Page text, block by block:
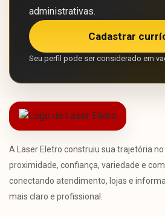
administrativas.
Cadastrar
Seu perfil pode ser considerado em
A Laser Eletro construiu sua trajetória
proximidade, confiança, variedade e
conectando atendimento, lojas e
mais claro e profissional.